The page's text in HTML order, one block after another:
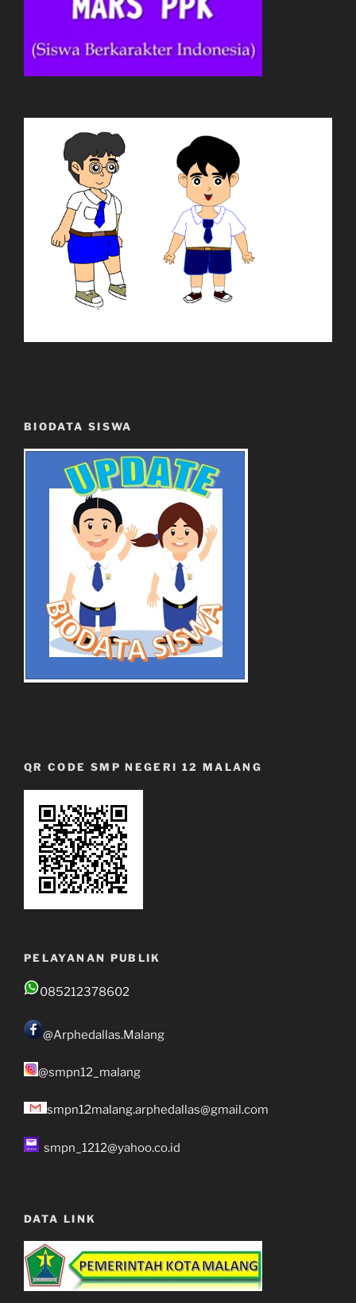
BIODATA SISWA
QR CODE SMP NEGERI 12 MALANG
PELAYANAN PUBLIK
085212378602
@Arphedallas.Malang
@smpn12_malang
smpn12malang.arphedallas@gmail.com
smpn_1212@yahoo.co.id
DATA LINK